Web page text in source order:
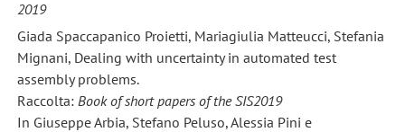
2019
Giada Spaccapanico Proietti, Mariagiulia Matteucci, Stefania
Mignani, Dealing with uncertainty in automated test
assembly problems.
Raccolta: Book of short papers of the SIS2019
In Giuseppe Arbia, Stefano Peluso, Alessia Pini e